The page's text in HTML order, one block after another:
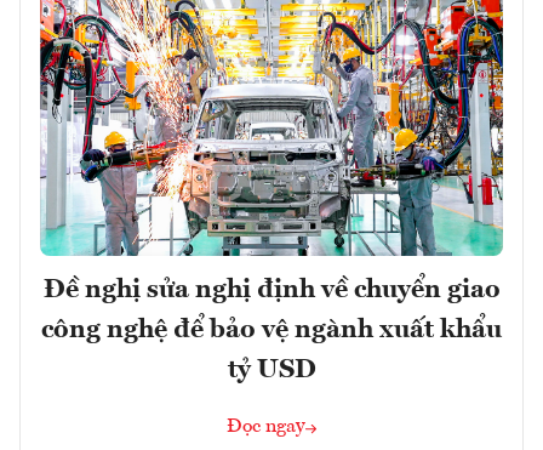
Đề nghị sửa nghị định về chuyển giao
công nghệ để bảo vệ ngành xuất khẩu
tỷ USD
Đọc ngay